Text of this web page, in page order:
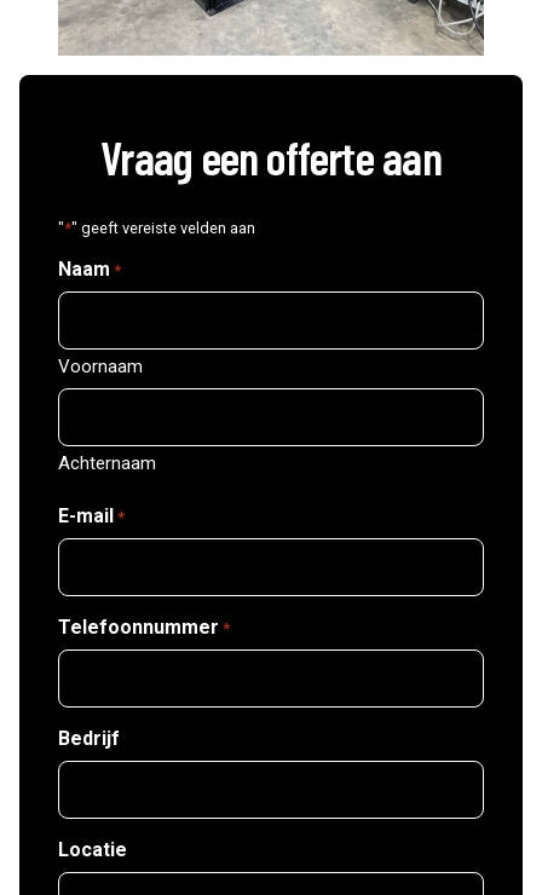
Vraag een offerte aan
"*" geeft vereiste velden aan
Naam *
Voornaam
Achternaam
E-mail *
Telefoonnummer *
Bedrijf
Locatie